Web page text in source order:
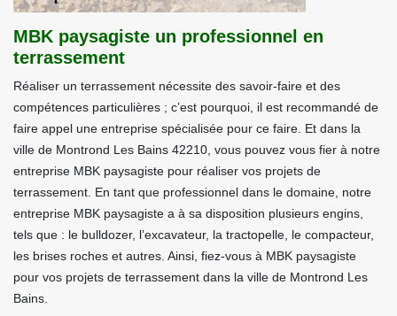
MBK paysagiste un professionnel en
terrassement
Réaliser un terrassement nécessite des savoir-faire et des
compétences particulières ; c’est pourquoi, il est recommandé de
faire appel une entreprise spécialisée pour ce faire. Et dans la
ville de Montrond Les Bains 42210, vous pouvez vous fier à notre
entreprise MBK paysagiste pour réaliser vos projets de
terrassement. En tant que professionnel dans le domaine, notre
entreprise MBK paysagiste a à sa disposition plusieurs engins,
tels que : le bulldozer, l’excavateur, la tractopelle, le compacteur,
les brises roches et autres. Ainsi, fiez-vous à MBK paysagiste
pour vos projets de terrassement dans la ville de Montrond Les
Bains.